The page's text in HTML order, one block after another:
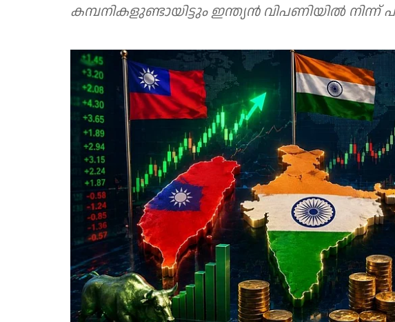
കമ്പനികളുണ്ടായിട്ടും ഇന്ത്യന്‍ വിപണിയില്‍